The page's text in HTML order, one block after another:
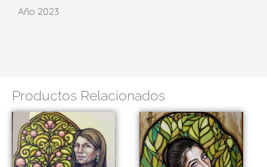
Año 2023
Productos Relacionados